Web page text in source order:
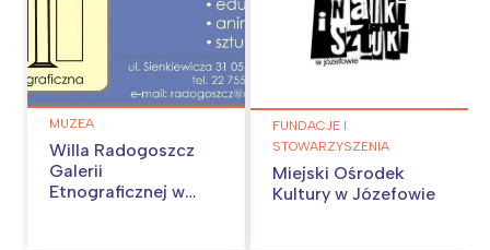
MUZEA
Willa Radogoszcz
Galerii
Etnograficznej w
FUNDACJE I
STOWARZYSZENIA
Miejski Ośrodek
Kultury w Józefowie